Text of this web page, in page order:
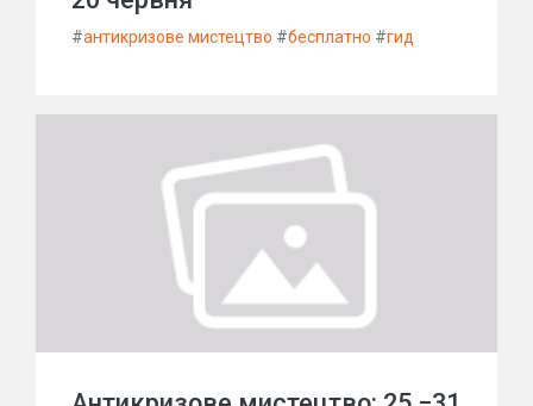
#антикризове мистецтво #бесплатно #гид